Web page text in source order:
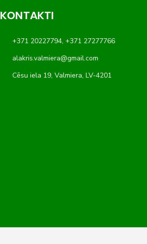
KONTAKTI
+371 20227794, +371 27277766
alakris.valmiera@gmail.com
Cēsu iela 19, Valmiera, LV-4201